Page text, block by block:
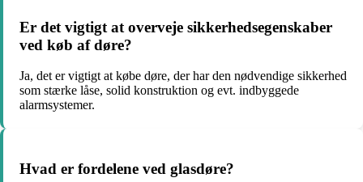
Er det vigtigt at overveje sikkerhedsegenskaber
ved køb af døre?
Ja, det er vigtigt at købe døre, der har den nødvendige sikkerhed
som stærke låse, solid konstruktion og evt. indbyggede
alarmsystemer.
Hvad er fordelene ved glasdøre?